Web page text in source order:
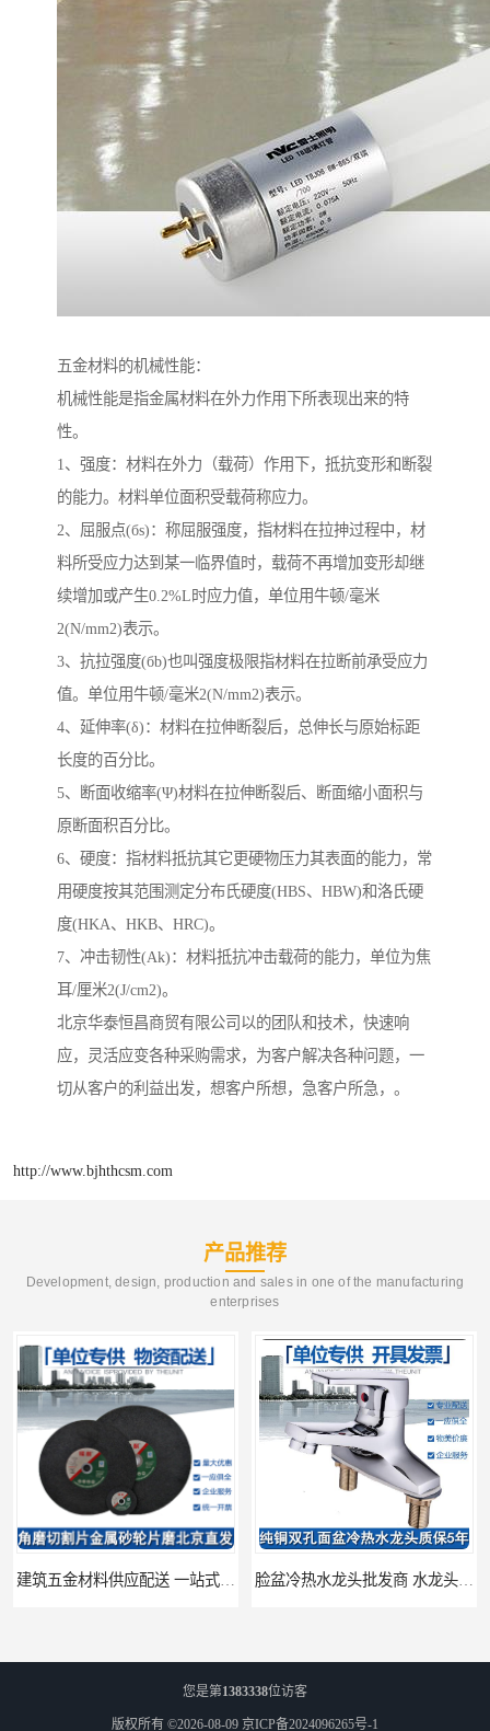
五金材料的机械性能：
机械性能是指金属材料在外力作用下所表现出来的特
性。
1、强度：材料在外力（载荷）作用下，抵抗变形和断裂
的能力。材料单位面积受载荷称应力。
2、屈服点(бs)：称屈服强度，指材料在拉抻过程中，材
料所受应力达到某一临界值时，载荷不再增加变形却继
续增加或产生0.2%L时应力值，单位用牛顿/毫米
2(N/mm2)表示。
3、抗拉强度(бb)也叫强度极限指材料在拉断前承受应力
值。单位用牛顿/毫米2(N/mm2)表示。
4、延伸率(δ)：材料在拉伸断裂后，总伸长与原始标距
长度的百分比。
5、断面收缩率(Ψ)材料在拉伸断裂后、断面缩小面积与
原断面积百分比。
6、硬度：指材料抵抗其它更硬物压力其表面的能力，常
用硬度按其范围测定分布氏硬度(HBS、HBW)和洛氏硬
度(HKA、HKB、HRC)。
7、冲击韧性(Ak)：材料抵抗冲击载荷的能力，单位为焦
耳/厘米2(J/cm2)。
北京华泰恒昌商贸有限公司以的团队和技术，快速响
应，灵活应变各种采购需求，为客户解决各种问题，一
切从客户的利益出发，想客户所想，急客户所急，。
http://www.bjhthcsm.com
产品推荐
Development, design, production and sales in one of the manufacturing
enterprises
您是第1383338位访客
版权所有 ©2026-08-09 京ICP备2024096265号-1